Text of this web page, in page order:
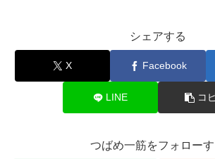
シェアする
X Facebook
LINE コ
つばめ一筋をフォローす